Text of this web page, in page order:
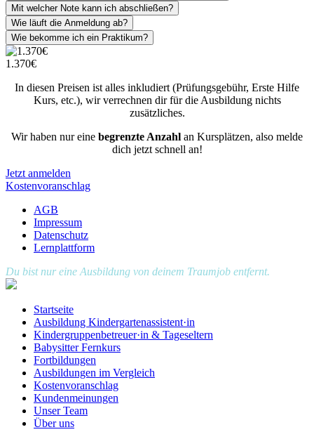
Mit welcher Note kann ich abschließen?
Wie läuft die Anmeldung ab?
Wie bekomme ich ein Praktikum?
1.370€
In diesen Preisen ist alles inkludiert (Prüfungsgebühr, Erste Hilfe
Kurs, etc.), wir verrechnen dir für die Ausbildung nichts
zusätzliches.
Wir haben nur eine begrenzte Anzahl an Kursplätzen, also melde
dich jetzt schnell an!
Jetzt anmelden
Kostenvoranschlag
AGB
Impressum
Datenschutz
Lernplattform
Du bist nur eine Ausbildung von deinem Traumjob entfernt.
Startseite
Ausbildung Kindergartenassistent·in
Kindergruppenbetreuer·in & Tageseltern
Babysitter Fernkurs
Fortbildungen
Ausbildungen im Vergleich
Kostenvoranschlag
Kundenmeinungen
Unser Team
Über uns